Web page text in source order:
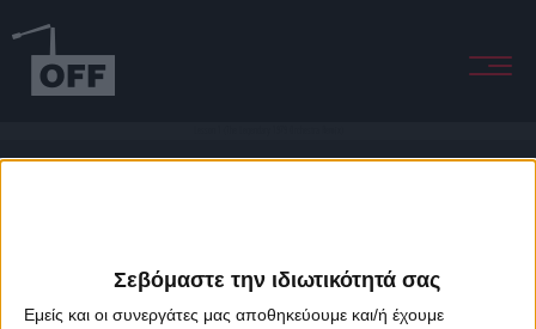
Σεβόμαστε την ιδιωτικότητά σας
Εμείς και οι συνεργάτες μας αποθηκεύουμε και/ή έχουμε